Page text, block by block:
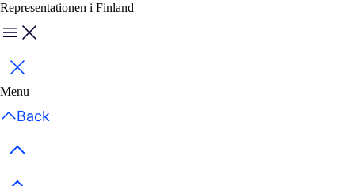
Representationen i Finland
Menu
Stäng
Menu
Back
Previous items